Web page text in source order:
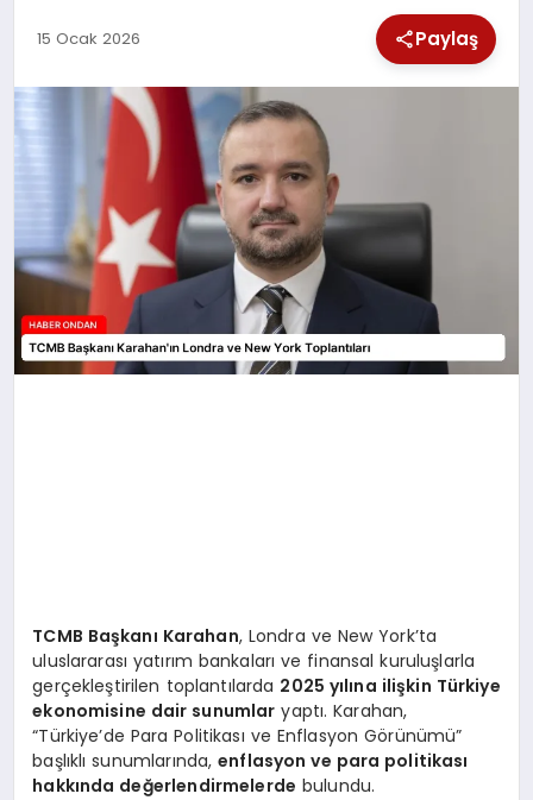
SPOR
TEKNOLOJI
15 Ocak 2026 Paylaş
TCMB Başkanı Karahan, Londra ve New York’ta
uluslararası yatırım bankaları ve finansal kuruluşlarla
gerçekleştirilen toplantılarda 2025 yılına ilişkin Türkiye
ekonomisine dair sunumlar yaptı. Karahan,
“Türkiye’de Para Politikası ve Enflasyon Görünümü”
başlıklı sunumlarında,enflasyon ve para politikası
hakkında değerlendirmelerde bulundu.